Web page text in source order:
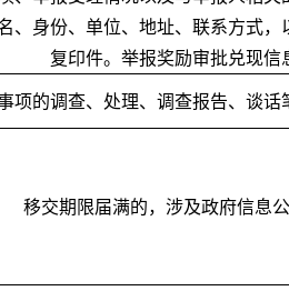
、身份、单位、地址、联系方式，
复印件。举报奖励审批兑现信
项的调查、处理、调查报告、谈话
移交期限届满的，涉及政府信息